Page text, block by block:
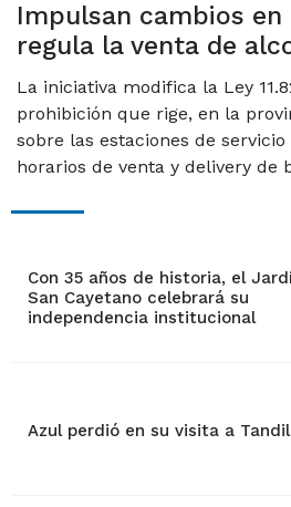
Impulsan cambios en
regula la venta de
La iniciativa modifica la Ley
prohibición que rige, en la
sobre las estaciones de
horarios de venta y delivery de
Con 35 años de historia, el
San Cayetano celebrará su
independencia institucional
Azul perdió en su visita a Tandil